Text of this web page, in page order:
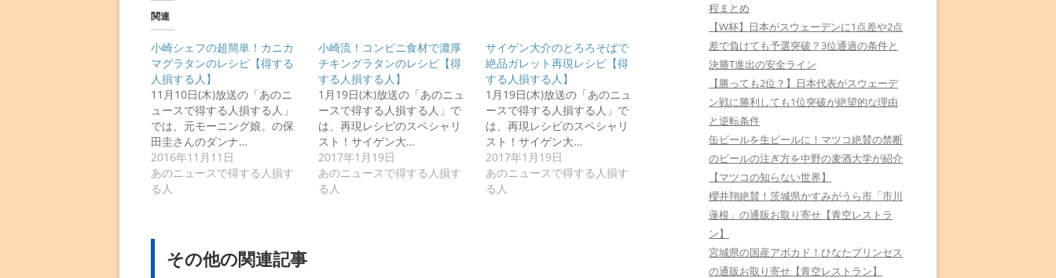
関連
小崎シェフの超簡単！カニカ
マグラタンのレシピ【得する
人損する人】
11月10日(木)放送の「あのニ
ュースで得する人損する人」
では、元モーニング娘。の保
田圭さんのダンナ…
2016年11月11日
あのニュースで得する人損す
る人
小崎流！コンビニ食材で濃厚
チキングラタンのレシピ【得
する人損する人】
1月19日(木)放送の「あのニュ
ースで得する人損する人」で
は、再現レシピのスペシャリ
スト！サイゲン大…
2017年1月19日
あのニュースで得する人損す
る人
サイゲン大介のとろろそばで
絶品ガレット再現レシピ【得
する人損する人】
1月19日(木)放送の「あのニュ
ースで得する人損する人」で
は、再現レシピのスペシャリ
スト！サイゲン大…
2017年1月19日
あのニュースで得する人損す
る人
その他の関連記事
程まとめ
【W杯】日本がスウェーデンに1点差や2点
差で負けても予選突破？3位通過の条件と
決勝T進出の安全ライン
【勝っても2位？】日本代表がスウェーデ
ン戦に勝利しても1位突破が絶望的な理由
と逆転条件
缶ビールを生ビールに！マツコ絶賛の禁断
のビールの注ぎ方を中野の麦酒大学が紹介
【マツコの知らない世界】
櫻井翔絶賛！茨城県かすみがうら市「市川
蓮根」の通販お取り寄せ【青空レストラ
ン】
宮城県の国産アボカド！ひなたプリンセス
の通販お取り寄せ【青空レストラン】